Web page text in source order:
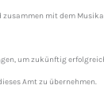
mit dem
um zukünftig
Amt zu übernehmen.